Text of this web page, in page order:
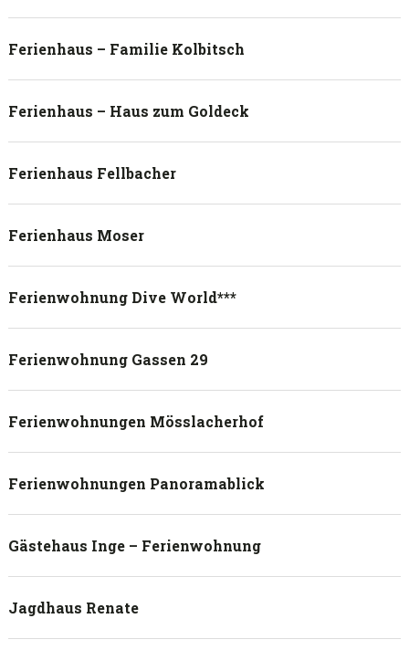
Ferienhaus – Familie Kolbitsch
Ferienhaus – Haus zum Goldeck
Ferienhaus Fellbacher
Ferienhaus Moser
Ferienwohnung Dive World***
Ferienwohnung Gassen 29
Ferienwohnungen Mösslacherhof
Ferienwohnungen Panoramablick
Gästehaus Inge – Ferienwohnung
Jagdhaus Renate